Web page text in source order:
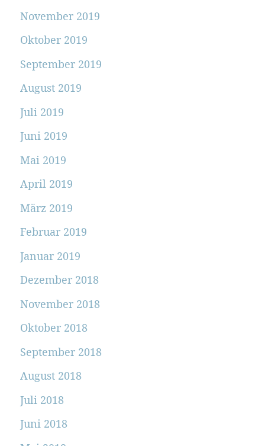
November 2019
Oktober 2019
September 2019
August 2019
Juli 2019
Juni 2019
Mai 2019
April 2019
März 2019
Februar 2019
Januar 2019
Dezember 2018
November 2018
Oktober 2018
September 2018
August 2018
Juli 2018
Juni 2018